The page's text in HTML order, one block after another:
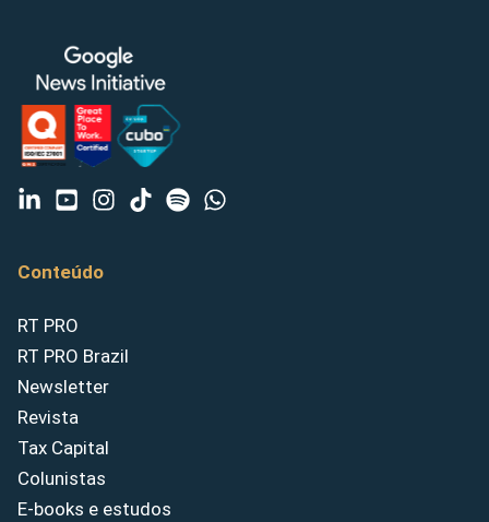
Conteúdo
RT PRO
RT PRO Brazil
Newsletter
Revista
Tax Capital
Colunistas
E-books e estudos